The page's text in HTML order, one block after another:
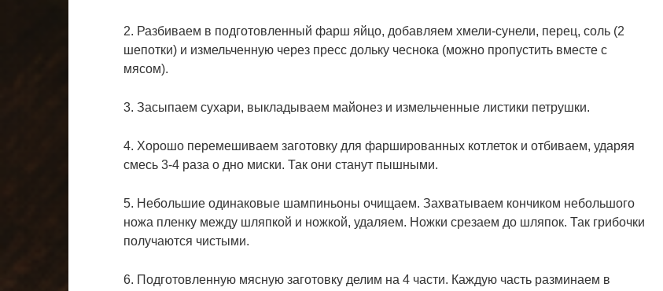
2. Разбиваем в подготовленный фарш яйцо, добавляем хмели-сунели, перец, соль (2
шепотки) и измельченную через пресс дольку чеснока (можно пропустить вместе с
мясом).
3. Засыпаем сухари, выкладываем майонез и измельченные листики петрушки.
4. Хорошо перемешиваем заготовку для фаршированных котлеток и отбиваем, ударяя
смесь 3-4 раза о дно миски. Так они станут пышными.
5. Небольшие одинаковые шампиньоны очищаем. Захватываем кончиком небольшого
ножа пленку между шляпкой и ножкой, удаляем. Ножки срезаем до шляпок. Так грибочки
получаются чистыми.
6. Подготовленную мясную заготовку делим на 4 части. Каждую часть разминаем в